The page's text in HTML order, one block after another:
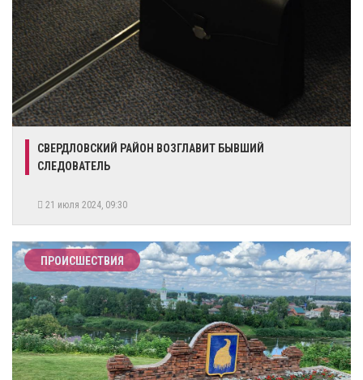
СВЕРДЛОВСКИЙ РАЙОН ВОЗГЛАВИТ БЫВШИЙ
СЛЕДОВАТЕЛЬ
21 июля 2024, 09:30
ПРОИСШЕСТВИЯ